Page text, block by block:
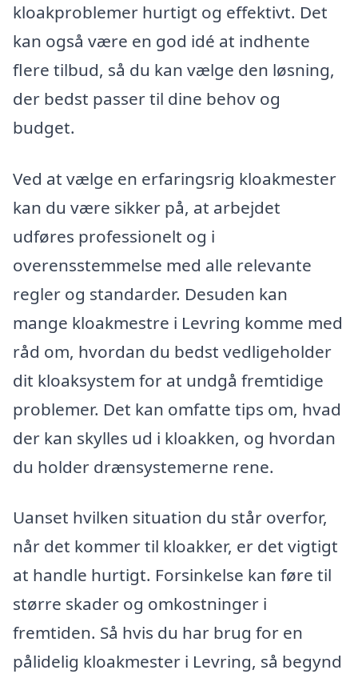
kloakproblemer hurtigt og effektivt. Det
kan også være en god idé at indhente
flere tilbud, så du kan vælge den løsning,
der bedst passer til dine behov og
budget.
Ved at vælge en erfaringsrig kloakmester
kan du være sikker på, at arbejdet
udføres professionelt og i
overensstemmelse med alle relevante
regler og standarder. Desuden kan
mange kloakmestre i Levring komme med
råd om, hvordan du bedst vedligeholder
dit kloaksystem for at undgå fremtidige
problemer. Det kan omfatte tips om, hvad
der kan skylles ud i kloakken, og hvordan
du holder drænsystemerne rene.
Uanset hvilken situation du står overfor,
når det kommer til kloakker, er det vigtigt
at handle hurtigt. Forsinkelse kan føre til
større skader og omkostninger i
fremtiden. Så hvis du har brug for en
pålidelig kloakmester i Levring, så begynd